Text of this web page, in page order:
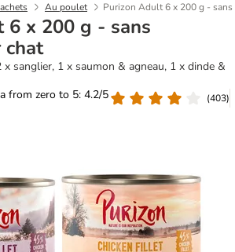
Au poulet Purizon Adult 6 x 200 g - sans
6 x 200 g - sans
chat
sanglier, 1 x saumon & agneau, 1 x dinde &
from zero to 5: 4.2/5
(403)